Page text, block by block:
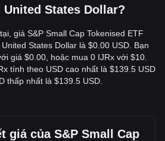
States Dollar?
giá S&P Small Cap Tokenised ETF
States Dollar là $0.00 USD. Bạn
giá $0.00, hoặc mua 0 IJRx với $10.
tính theo USD cao nhất là $139.5 USD
thấp nhất là $139.5 USD.
giá của S&P Small Cap